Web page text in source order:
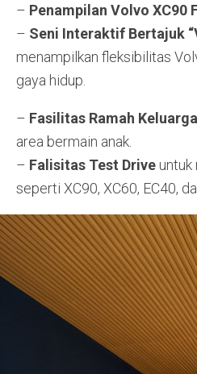
– Penampilan Volvo XC90
– Seni Interaktif Bertajuk
menampilkan fleksibilitas
gaya hidup.
– Fasilitas Ramah Keluarga
area bermain anak.
– Falisitas Test Drive untuk
seperti XC90, XC60, EC40,